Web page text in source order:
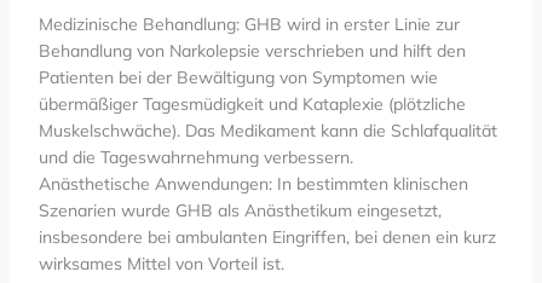
Medizinische Behandlung: GHB wird in erster Linie zur
Behandlung von Narkolepsie verschrieben und hilft den
Patienten bei der Bewältigung von Symptomen wie
übermäßiger Tagesmüdigkeit und Kataplexie (plötzliche
Muskelschwäche). Das Medikament kann die Schlafqualität
und die Tageswahrnehmung verbessern.
Anästhetische Anwendungen: In bestimmten klinischen
Szenarien wurde GHB als Anästhetikum eingesetzt,
insbesondere bei ambulanten Eingriffen, bei denen ein kurz
wirksames Mittel von Vorteil ist.